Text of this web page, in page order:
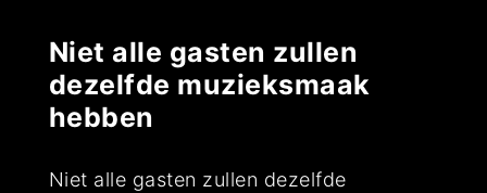
Niet alle gasten zullen
dezelfde muzieksmaak
hebben
Niet alle gasten zullen dezelfde